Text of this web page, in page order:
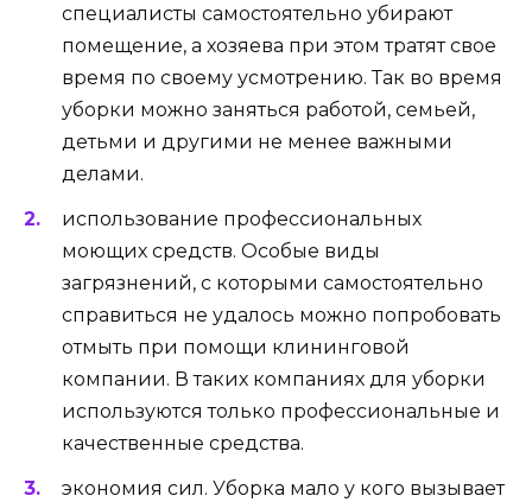
специалисты самостоятельно убирают
помещение, а хозяева при этом тратят свое
время по своему усмотрению. Так во время
уборки можно заняться работой, семьей,
детьми и другими не менее важными
делами.
использование профессиональных
моющих средств. Особые виды
загрязнений, с которыми самостоятельно
справиться не удалось можно попробовать
отмыть при помощи клининговой
компании. В таких компаниях для уборки
используются только профессиональные и
качественные средства.
экономия сил. Уборка мало у кого вызывает